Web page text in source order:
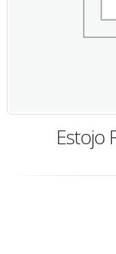
Estojo